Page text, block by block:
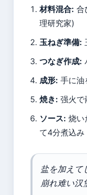
材料混合: 合
理研究家)
玉ねぎ準備:
つなぎ作成:
成形: 手に油
焼き: 强火で
ソース: 烧い
て4分煮込
盐を加えて
崩れ难い汉